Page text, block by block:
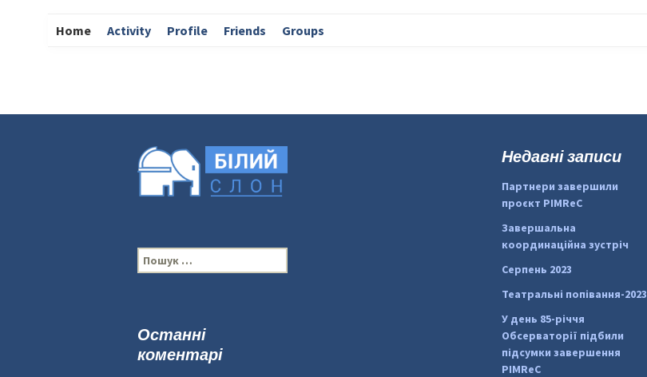
Home Activity Profile Friends Groups
П
о
:
Недавні записи
Партнери завершили
проєкт PIMReC
Завершальна
координаційна зустріч
Серпень 2023
Театральні попівання-2023
У день 85-річчя
Обсерваторії підбили
підсумки завершення
PIMReC
Останні
коментарі